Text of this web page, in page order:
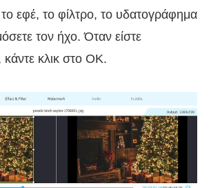
εφέ, το φίλτρο, το υδατογράφημα
τον ήχο. Όταν είστε
κάντε κλικ στο OK.